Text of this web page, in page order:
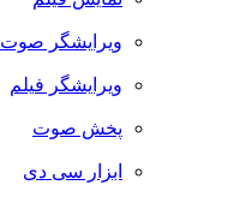
ویرایشگر صوت
ویرایشگر فیلم
پخش صوت
ابزار سی دی